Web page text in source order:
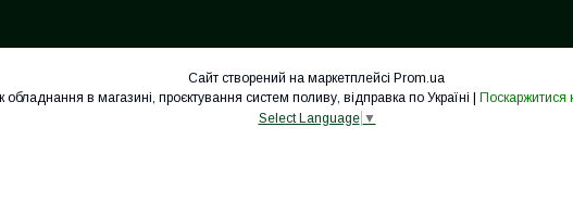
Сайт створений на маркетплейсі Prom.ua
Поскаржитися
Select Language ▼